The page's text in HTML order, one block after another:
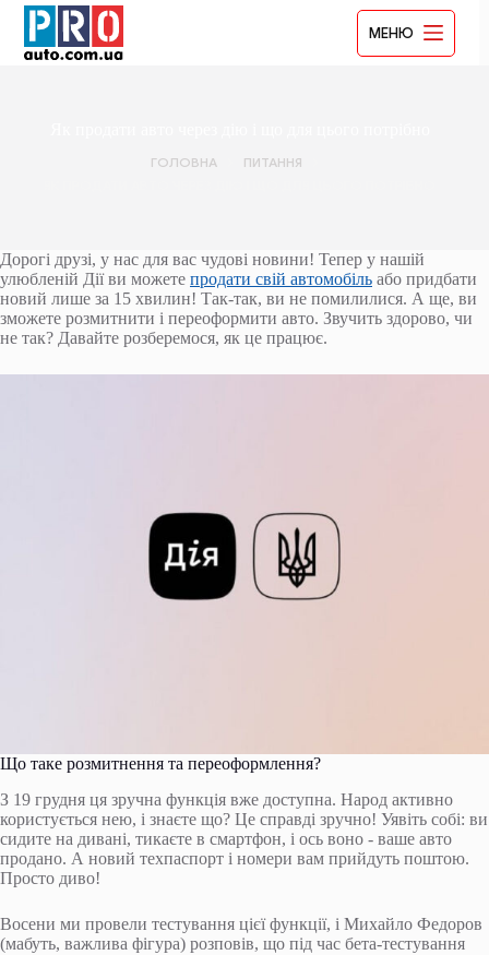
Перейти
вмісту
МЕНЮ
ГОЛОВНА
ПИТАННЯ
Дорогі друзі, у нас для вас чудові новини! Тепер у нашій
улюбленій Дії ви можете продати свій автомобіль або придбати
новий лише за 15 хвилин! Так-так, ви не помилилися. А ще, ви
зможете розмитнити і переоформити авто. Звучить здорово, чи
не так? Давайте розберемося, як це працює.
Що таке розмитнення та переоформлення?
З 19 грудня ця зручна функція вже доступна. Народ активно
користується нею, і знаєте що? Це справді зручно! Уявіть собі: ви
сидите на дивані, тикаєте в смартфон, і ось воно - ваше авто
продано. А новий техпаспорт і номери вам прийдуть поштою.
Просто диво!
Восени ми провели тестування цієї функції, і Михайло Федоров
(мабуть, важлива фігура) розповів, що під час бета-тестування